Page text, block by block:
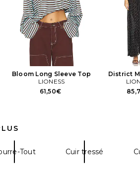
Bloom Long Sleeve Top
LIONESS
61,50€
District
Tout Cuir tressé